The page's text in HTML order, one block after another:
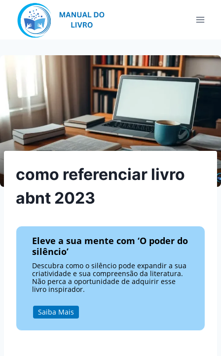
como referenciar livro
abnt 2023
Eleve a sua mente com ‘O poder do
silêncio’
Descubra como o silêncio pode expandir a sua
criatividade e sua compreensão da literatura.
Não perca a oportunidade de adquirir esse
livro inspirador.
Saiba Mais